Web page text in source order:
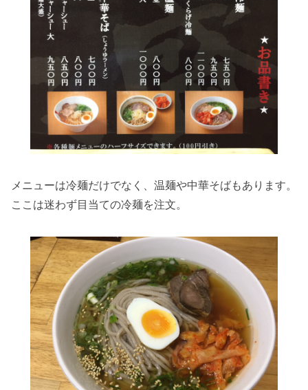
メニューは冷麺だけでなく、温麺や中華そばもあります。
ここは迷わず目当ての冷麺を注文。